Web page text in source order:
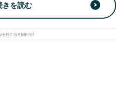
きを読む